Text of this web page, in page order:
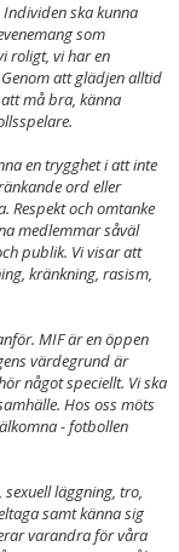
ska kunna
som
roligt, vi har en
Genom att glädjen alltid
må bra, känna
en trygghet i att inte
ord eller
Respekt och omtanke
medlemmar såväl
publik. Vi visar att
kränkning, rasism,
MIF är en öppen
värdegrund är
något speciellt. Vi ska
Hos oss möts
-fotbollen
läggning, tro,
samt känna sig
varandra för våra